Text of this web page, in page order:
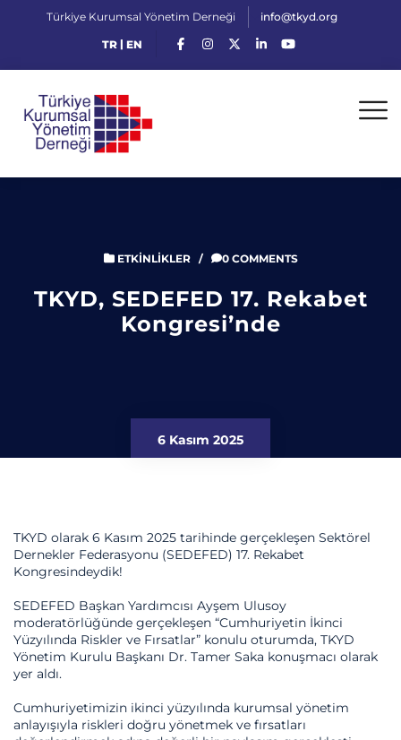
Türkiye Kurumsal Yönetim Derneği info@tkyd.org
TR| EN
ETKINLIKLER/ 0 COMMENTS
TKYD, SEDEFED 17. Rekabet
Kongresi’nde
6 Kasım 2025
TKYD olarak 6 Kasım 2025 tarihinde gerçekleşen Sektörel
Dernekler Federasyonu (SEDEFED) 17. Rekabet
Kongresindeydik!
SEDEFED Başkan Yardımcısı Ayşem Ulusoy
moderatörlüğünde gerçekleşen “Cumhuriyetin İkinci
Yüzyılında Riskler ve Fırsatlar” konulu oturumda, TKYD
Yönetim Kurulu Başkanı Dr. Tamer Saka konuşmacı olarak
yer aldı.
Cumhuriyetimizin ikinci yüzyılında kurumsal yönetim
anlayışıyla riskleri doğru yönetmek ve fırsatları